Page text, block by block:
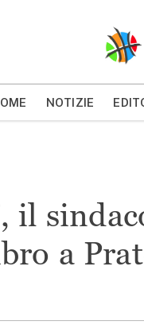
NOTIZIE
il
a